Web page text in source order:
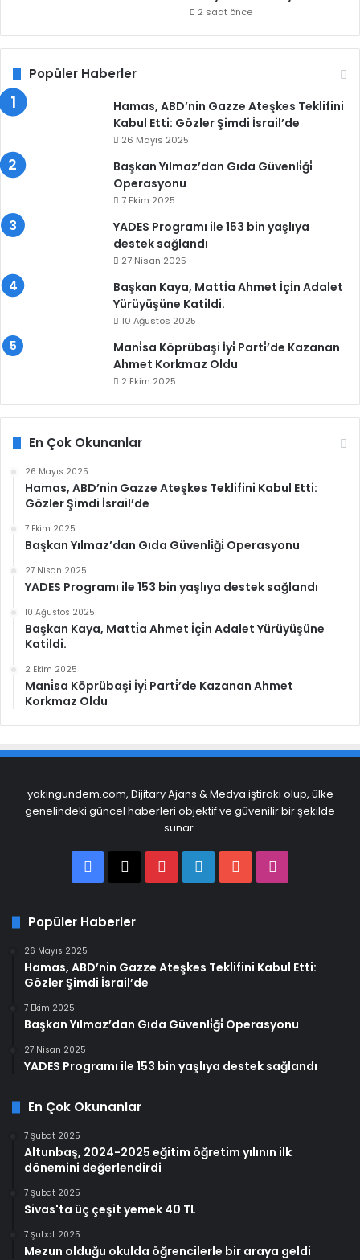
2 saat önce
Popüler Haberler
Hamas, ABD’nin Gazze Ateşkes Teklifini
Kabul Etti: Gözler Şimdi İsrail’de
26 Mayıs 2025
Başkan Yılmaz’dan Gıda Güvenli̇ği̇
Operasyonu
7 Ekim 2025
YADES Programı ile 153 bin yaşlıya
destek sağlandı
27 Nisan 2025
Başkan Kaya, Matti̇a Ahmet İçi̇n Adalet
Yürüyüşüne Katildi.
10 Ağustos 2025
Mani̇sa Köprübaşi İyi̇ Parti̇’de Kazanan
Ahmet Korkmaz Oldu
2 Ekim 2025
En Çok Okunanlar
26 Mayıs 2025
Hamas, ABD’nin Gazze Ateşkes Teklifini Kabul Etti:
Gözler Şimdi İsrail’de
7 Ekim 2025
Başkan Yılmaz’dan Gıda Güvenli̇ği̇ Operasyonu
27 Nisan 2025
YADES Programı ile 153 bin yaşlıya destek sağlandı
10 Ağustos 2025
Başkan Kaya, Matti̇a Ahmet İçi̇n Adalet Yürüyüşüne
Katildi.
2 Ekim 2025
Mani̇sa Köprübaşi İyi̇ Parti̇’de Kazanan Ahmet
Korkmaz Oldu
yakingundem.com, Dijitary Ajans & Medya iştiraki olup, ülke
genelindeki güncel haberleri objektif ve güvenilir bir şekilde
sunar.
Facebook
X PinterestLinkedInYouTube
Popüler Haberler
26 Mayıs 2025
Hamas, ABD’nin Gazze Ateşkes Teklifini Kabul Etti:
Gözler Şimdi İsrail’de
7 Ekim 2025
Başkan Yılmaz’dan Gıda Güvenli̇ği̇ Operasyonu
27 Nisan 2025
YADES Programı ile 153 bin yaşlıya destek sağlandı
En Çok Okunanlar
7 Şubat 2025
Altunbaş, 2024-2025 eğitim öğretim yılının ilk
dönemini değerlendirdi
7 Şubat 2025
Sivas'ta üç çeşit yemek 40 TL
7 Şubat 2025
Mezun olduğu okulda öğrencilerle bir araya geldi